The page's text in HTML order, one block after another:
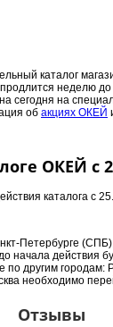
каталог
продлится неделю
сегодня на
об акциях ОКЕЙ
ОКЕЙ с
каталога с
Петербурге
начала действия
по другим городам:
необходимо
Отзывы